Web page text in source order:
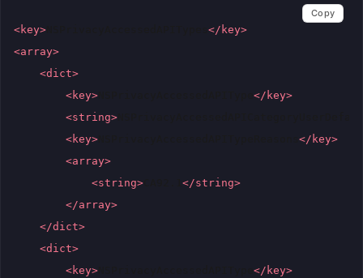
<key>
</key>
<array>
<dict>
<key>
</key>
<string>
<key>
</key>
<array>
<string>
</string>
</array>
</dict>
<dict>
<key>
</key>
Copy